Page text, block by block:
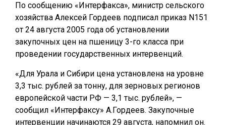
По сообщению «Интерфакса», министр сельского
хозяйства Алексей Гордеев подписал приказ N151
от 24 августа 2005 года об установлении
закупочных цен на пшеницу 3-го класса при
проведении государственных интервенций.
«Для Урала и Сибири цена установлена на уровне
3,3 тыс. рублей за тонну, для зерновых регионов
европейской части РФ — 3,1 тыс. рублей», —
сообщил «Интерфаксу» А.Гордеев. Закупочные
интервенции начинаются 29 августа, напомнил он.